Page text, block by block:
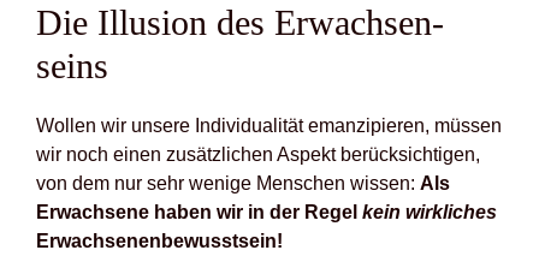
Die Illu­si­on des Erwach­sen­
seins
Wol­len wir unse­re Indi­vi­dua­li­tät eman­zi­pie­ren, müs­sen
wir noch einen zusätz­li­chen Aspekt berück­sich­ti­gen,
von dem nur sehr weni­ge Men­schen wis­sen: Als
Erwach­se­ne haben wir in der Regel kein wirk­li­ches
Erwach­se­nen­be­wusst­sein!